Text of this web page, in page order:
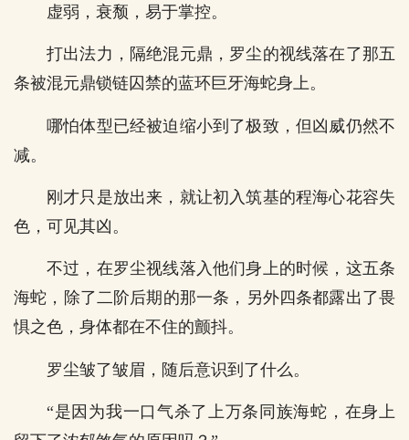
虚弱，衰颓，易于掌控。
打出法力，隔绝混元鼎，罗尘的视线落在了那五
条被混元鼎锁链囚禁的蓝环巨牙海蛇身上。
哪怕体型已经被迫缩小到了极致，但凶威仍然不
减。
刚才只是放出来，就让初入筑基的程海心花容失
色，可见其凶。
不过，在罗尘视线落入他们身上的时候，这五条
海蛇，除了二阶后期的那一条，另外四条都露出了畏
惧之色，身体都在不住的颤抖。
罗尘皱了皱眉，随后意识到了什么。
“是因为我一口气杀了上万条同族海蛇，在身上